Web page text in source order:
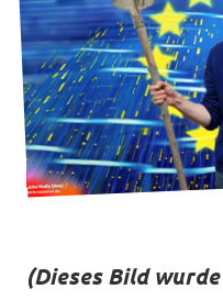
Hochspannung -
Leichte Sprache
Jobs bei Volt
(Dieses Bild